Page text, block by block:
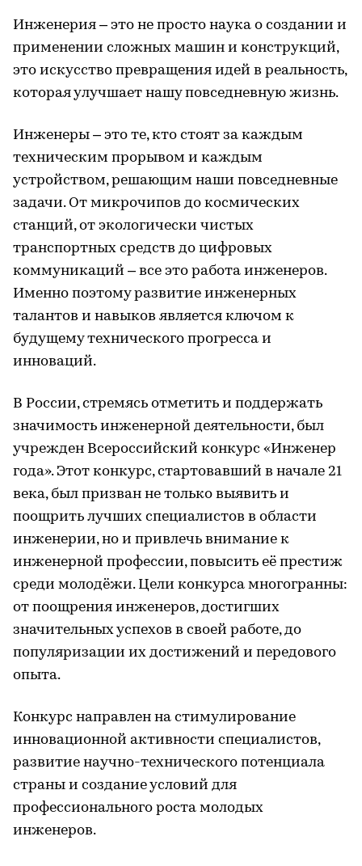
Инженерия – это не просто наука о создании и
применении сложных машин и конструкций,
это искусство превращения идей в реальность,
которая улучшает нашу повседневную жизнь.
Инженеры – это те, кто стоят за каждым
техническим прорывом и каждым
устройством, решающим наши повседневные
задачи. От микрочипов до космических
станций, от экологически чистых
транспортных средств до цифровых
коммуникаций – все это работа инженеров.
Именно поэтому развитие инженерных
талантов и навыков является ключом к
будущему технического прогресса и
инноваций.
В России, стремясь отметить и поддержать
значимость инженерной деятельности, был
учрежден Всероссийский конкурс «Инженер
года». Этот конкурс, стартовавший в начале 21
века, был призван не только выявить и
поощрить лучших специалистов в области
инженерии, но и привлечь внимание к
инженерной профессии, повысить её престиж
среди молодёжи. Цели конкурса многогранны:
от поощрения инженеров, достигших
значительных успехов в своей работе, до
популяризации их достижений и передового
опыта.
Конкурс направлен на стимулирование
инновационной активности специалистов,
развитие научно-технического потенциала
страны и создание условий для
профессионального роста молодых
инженеров.